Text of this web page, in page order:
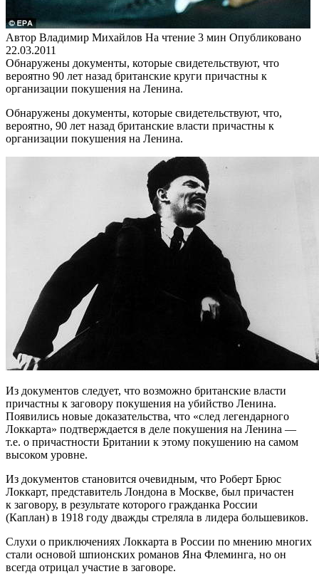
Автор Владимир Михайлов На чтение 3 мин Опубликовано
22.03.2011
Обнаружены документы, которые свидетельствуют, что
вероятно 90 лет назад британские круги причастны к
организации покушения на Ленина.
Обнаружены документы, которые свидетельствуют, что,
вероятно, 90 лет назад британские власти причастны к
организации покушения на Ленина.
Из документов следует, что возможно британские власти
причастны к заговору покушения на убийство Ленина.
Появились новые доказательства, что «след легендарного
Локкарта» подтверждается в деле покушения на Ленина —
т.е. о причастности Британии к этому покушению на самом
высоком уровне.
Из документов становится очевидным, что Роберт Брюс
Локкарт, представитель Лондона в Москве, был причастен
к заговору, в результате которого гражданка России
(Каплан) в 1918 году дважды стреляла в лидера большевиков.
Слухи о приключениях Локкарта в России по мнению многих
стали основой шпионских романов Яна Флеминга, но он
всегда отрицал участие в заговоре.